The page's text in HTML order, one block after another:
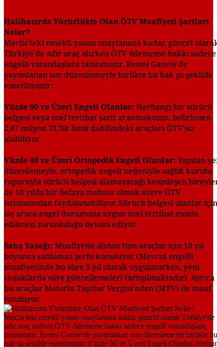
Halihazırda Yürürlükte Olan ÖTV Muafiyeti Şartları
Neler?
Meclis'teki emekli yasası onaylanana kadar, güncel
Türkiye'de sıfır araç alırken ÖTV ödememe hakkı sadece
engelli vatandaşlara tanınmıştır. Resmi Gazete'de
yayımlanan son düzenlemeyle birlikte bu hak şu şekilde
esnetilmiştir:
Yüzde 90 ve Üzeri Engeli Olanlar: Herhangi bir sürücü
belgesi veya özel tertibat şartı aranmaksızın, belirlenen
2,87 milyon TL'lik limit dahilindeki araçları ÖTV'siz
alabiliyor.
Yüzde 40 ve Üzeri Ortopedik Engeli Olanlar: Yapılan
düzenlemeyle, ortopedik engeli nedeniyle sağlık kurulu
raporuyla sürücü belgesi alamayacağı kesinleşen
de 10 yılda bir defaya mahsus olmak üzere ÖTV
istisnasından faydalanabiliyor. Sürücü belgesi olanlar için
ise araca engel durumuna uygun özel tertibat monte
edilmesi zorunluluğu devam ediyor.
Satış Yasağı: Muafiyetle alınan tüm araçlar için 10 yıl
boyunca satılamaz şerhi konuluyor (Mevcut engelli
muafiyetinde bu süre 5 yıl olarak uygulanırken, yeni
taslaklarda süre güncellemeleri tartışılmaktadır). Ayrıca
bu araçlar Motorlu Taşıtlar Vergisi'nden (MTV) de muaf
tutuluyor.